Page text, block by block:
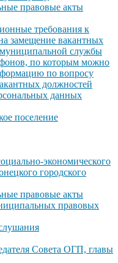
правовые акты
требования к
замещение вакантных
службы
по которым можно
по вопросу
должностей
данных
поселение
экономического
городского
правовые акты
правовых
Совета ОГП, главы